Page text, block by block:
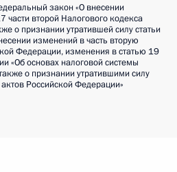
закон «О внесении
части второй Налогового кодекса
о признании утратившей силу статьи
изменений в часть вторую
Федерации, изменения в статью 19
«Об основах налоговой системы
о признании утратившими силу
Российской Федерации»